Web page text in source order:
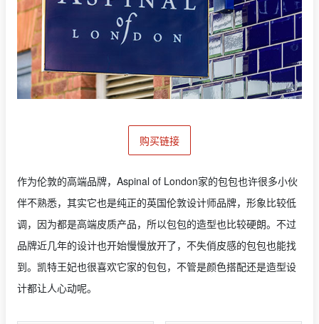
购买链接
作为伦敦的高端品牌，Aspinal of London家的包包也许很多小伙
伴不熟悉，其实它也是纯正的英国伦敦设计师品牌，形象比较低
调，因为都是高端皮质产品，所以包包的造型也比较硬朗。不过
品牌近几年的设计也开始慢慢放开了，不失俏皮感的包包也能找
到。凯特王妃也很喜欢它家的包包，不管是颜色搭配还是造型设
计都让人心动呢。